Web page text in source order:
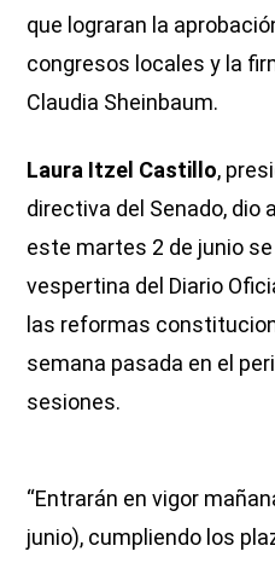
que lograran la
congresos locales y la
Claudia Sheinbaum.
Laura Itzel Castillo,
directiva del Senado, dio
este martes 2 de junio
vespertina del Diario
las reformas
semana pasada en el
sesiones.
“Entrarán en vigor
junio), cumpliendo los